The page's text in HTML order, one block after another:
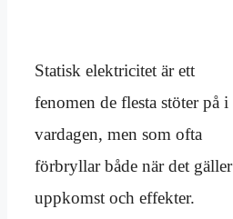
Statisk elektricitet är ett
fenomen de flesta stöter på i
vardagen, men som ofta
förbryllar både när det gäller
uppkomst och effekter.